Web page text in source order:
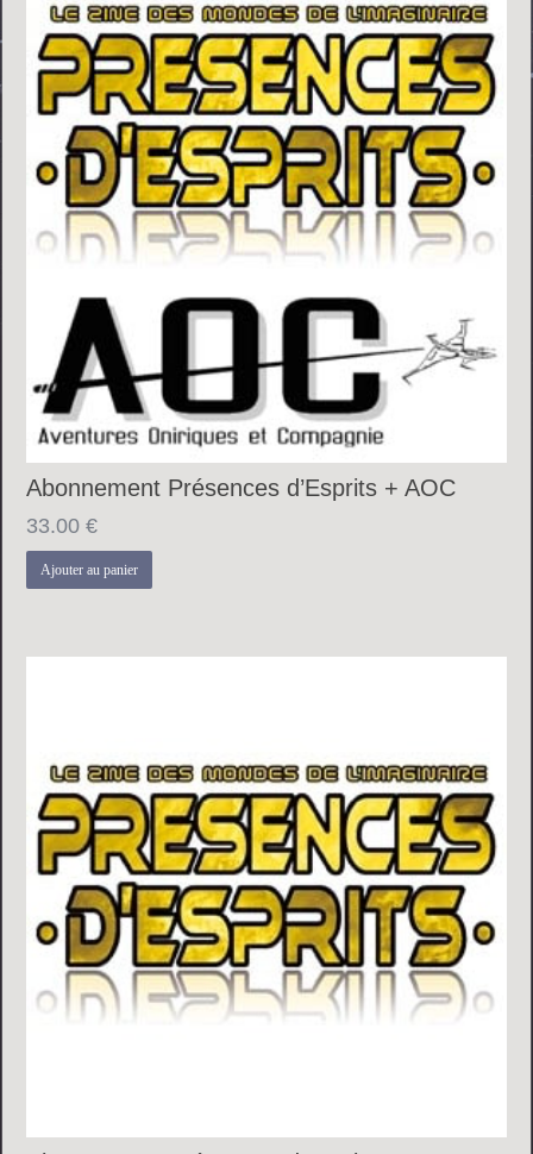
Abonnement Présences d’Esprits + AOC
33.00€
Ajouter au panier